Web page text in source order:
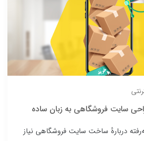
سایت فروشگاهی به زبان ساده
دربارهٔ ساخت سایت فروشگاهی نیاز